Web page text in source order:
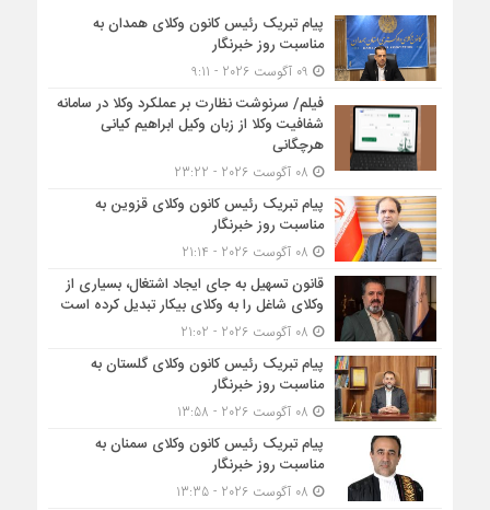
پیام تبریک رئیس کانون وکلای همدان به
مناسبت روز خبرنگار
فیلم/ سرنوشت نظارت بر عملکرد وکلا در سامانه
شفافیت وکلا از زبان وکیل ابراهیم کیانی
هرچگانی
پیام تبریک رئیس کانون وکلای قزوین به
مناسبت روز خبرنگار
قانون تسهیل به جای ایجاد اشتغال، بسیاری از
وکلای شاغل را به وکلای بیکار تبدیل کرده است
پیام تبریک رئیس کانون وکلای گلستان به
مناسبت روز خبرنگار
پیام تبریک رئیس کانون وکلای سمنان به
مناسبت روز خبرنگار